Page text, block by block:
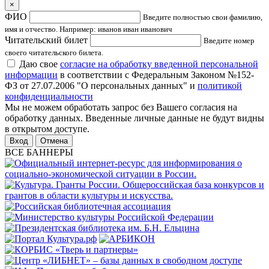
×
ФИО
Введите полностью свои фамилию,
имя и отчество. Например: иванов иван иванович
Читательский билет
Введите номер
своего читательского билета.
Даю свое согласие на обработку введенной персональной
информации в соответствии с Федеральным Законом №152-
ФЗ от 27.07.2006 "О персональных данных" и политикой
конфиденциальности
Мы не можем обработать запрос без Вашего согласия на
обработку данных. Введенные личные данные не будут видны
в открытом доступе.
Отмена
ВСЕ БАННЕРЫ